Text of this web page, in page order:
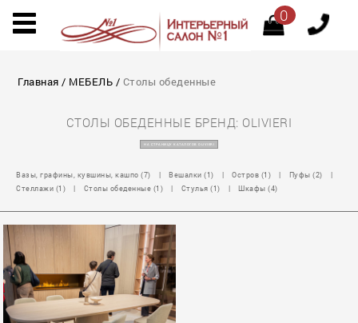
0
Главная / МЕБЕЛЬ / Столы обеденные
СТОЛЫ ОБЕДЕННЫЕ БРЕНД: OLIVIERI
НА СТРАНИЦУ КАТАЛОГОВ OLIVIERI
Вазы, графины, кувшины, кашпо (7) | Вешалки (1) | Остров (1) | Пуфы (2)
|
Стеллажи (1)
| Столы обеденные (1) | Стулья (1) | Шкафы (4)